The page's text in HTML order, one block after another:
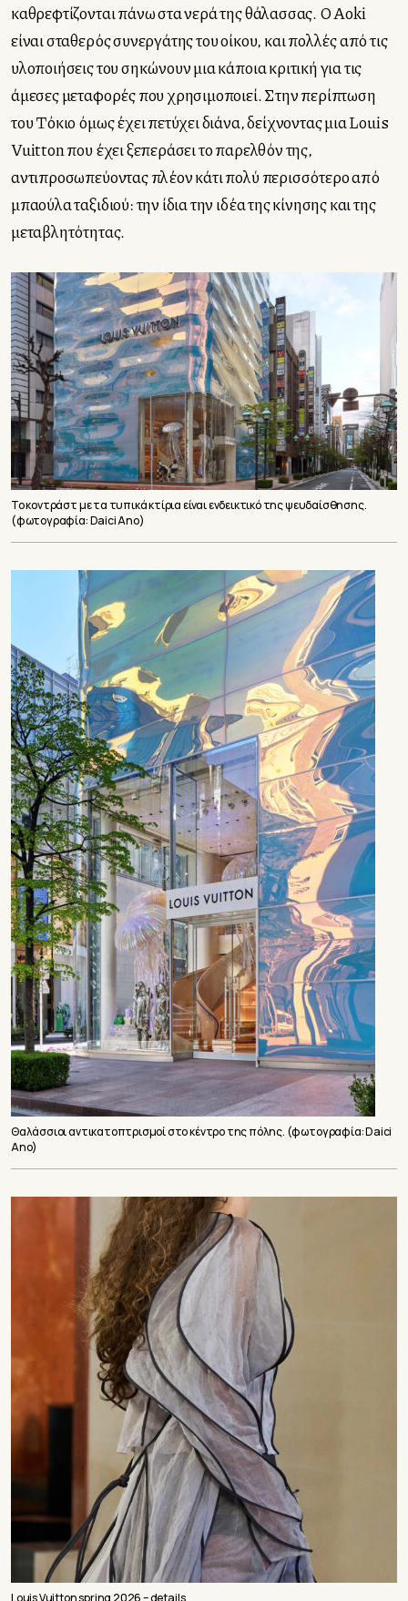
καθρεφτίζονται πάνω στα νερά της θάλασσας. O Aoki
είναι σταθερός συνεργάτης του οίκου, και πολλές από τις
υλοποιήσεις του σηκώνουν μια κάποια κριτική για τις
άμεσες μεταφορές που χρησιμοποιεί. Στην περίπτωση
του Τόκιο όμως έχει πετύχει διάνα, δείχνοντας μια Louis
Vuitton που έχει ξεπεράσει το παρελθόν της,
αντιπροσωπεύοντας πλέον κάτι πολύ περισσότερο από
μπαούλα ταξιδιού: την ίδια την ιδέα της κίνησης και της
μεταβλητότητας.
Το κοντράστ με τα τυπικά κτίρια είναι ενδεικτικό της ψευδαίσθησης.
(φωτογραφία: Daici Ano)
Θαλάσσιοι αντικατοπτρισμοί στο κέντρο της πόλης. (φωτογραφία: Daici
Ano)